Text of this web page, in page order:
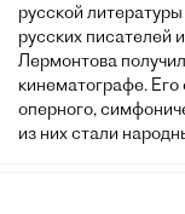
русской
русских писателей
Лермонтова
кинематографе.
оперного,
из них стали